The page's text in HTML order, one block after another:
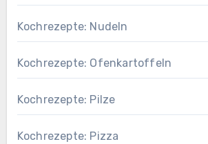
Kochrezepte: Nudeln
Kochrezepte: Ofenkartoffeln
Kochrezepte: Pilze
Kochrezepte: Pizza